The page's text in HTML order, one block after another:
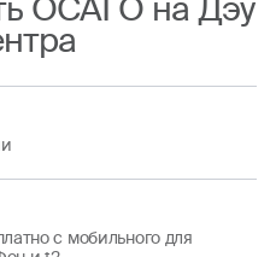
ОСАГО на Дэу
с мобильного для